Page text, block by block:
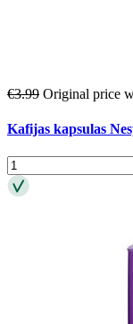
€3.99 Original price
Kafijas kapsulas